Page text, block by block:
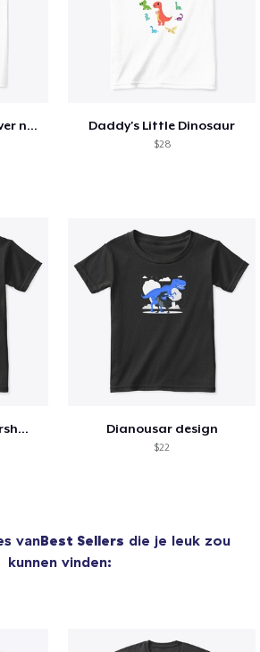
Space | Astronomy lover nice summer tee Daddy's Little Dinosaur
$28
Planets toasting marshmallows Dianousar design
$22
vanBest Sellers die je leuk zou
kunnen vinden: